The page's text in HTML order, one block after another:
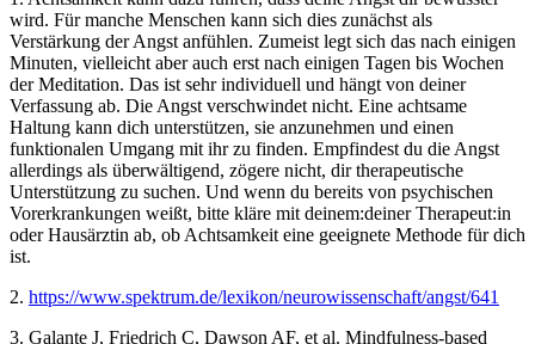
wird. Für manche Menschen kann sich dies zunächst als
Verstärkung der Angst anfühlen. Zumeist legt sich das nach einigen
Minuten, vielleicht aber auch erst nach einigen Tagen bis Wochen
der Meditation. Das ist sehr individuell und hängt von deiner
Verfassung ab. Die Angst verschwindet nicht. Eine achtsame
Haltung kann dich unterstützen, sie anzunehmen und einen
funktionalen Umgang mit ihr zu finden. Empfindest du die Angst
allerdings als überwältigend, zögere nicht, dir therapeutische
Unterstützung zu suchen. Und wenn du bereits von psychischen
Vorerkrankungen weißt, bitte kläre mit deinem:deiner Therapeut:in
oder Hausärztin ab, ob Achtsamkeit eine geeignete Methode für dich
ist.
2. https://www.spektrum.de/lexikon/neurowissenschaft/angst/641
3. Galante J, Friedrich C, Dawson AF, et al. Mindfulness-based